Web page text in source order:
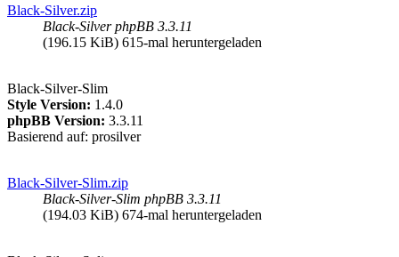
Black-Silver.zip
Black-Silver phpBB 3.3.11
(196.15 KiB) 615-mal heruntergeladen
Black-Silver-Slim
Style Version: 1.4.0
phpBB Version: 3.3.11
Basierend auf: prosilver
Black-Silver-Slim.zip
Black-Silver-Slim phpBB 3.3.11
(194.03 KiB) 674-mal heruntergeladen